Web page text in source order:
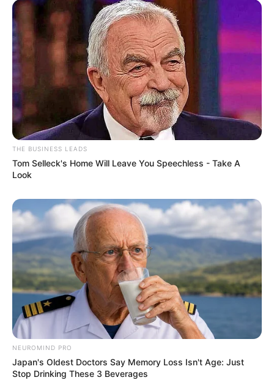
THE BUSINESS LEADS
Tom Selleck's Home Will Leave You Speechless - Take A
Look
NEUROMIND PRO
Japan's Oldest Doctors Say Memory Loss Isn't Age: Just
Stop Drinking These 3 Beverages